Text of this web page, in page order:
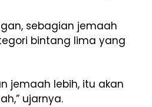
sebagian jemaah
bintang lima yang
jemaah lebih, itu akan
ujarnya.